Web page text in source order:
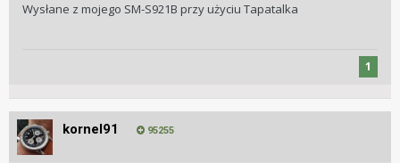
Wysłane z mojego SM-S921B przy użyciu Tapatalka
1
kornel91 95255